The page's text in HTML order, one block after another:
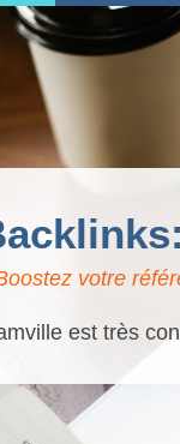
votre
est très